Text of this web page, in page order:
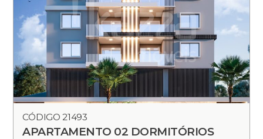
CÓDIGO 21493
APARTAMENTO 02 DORMITÓRIOS